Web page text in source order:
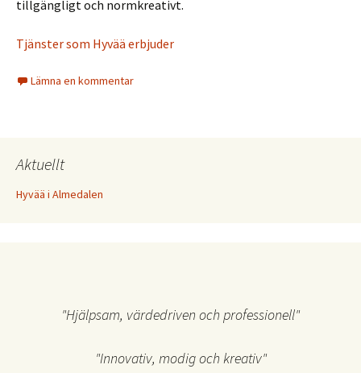
tillgängligt och normkreativt.
Tjänster som Hyvää erbjuder
Lämna en kommentar
Aktuellt
Hyvää i Almedalen
"Hjälpsam, värdedriven och professionell"
"Innovativ, modig och kreativ"